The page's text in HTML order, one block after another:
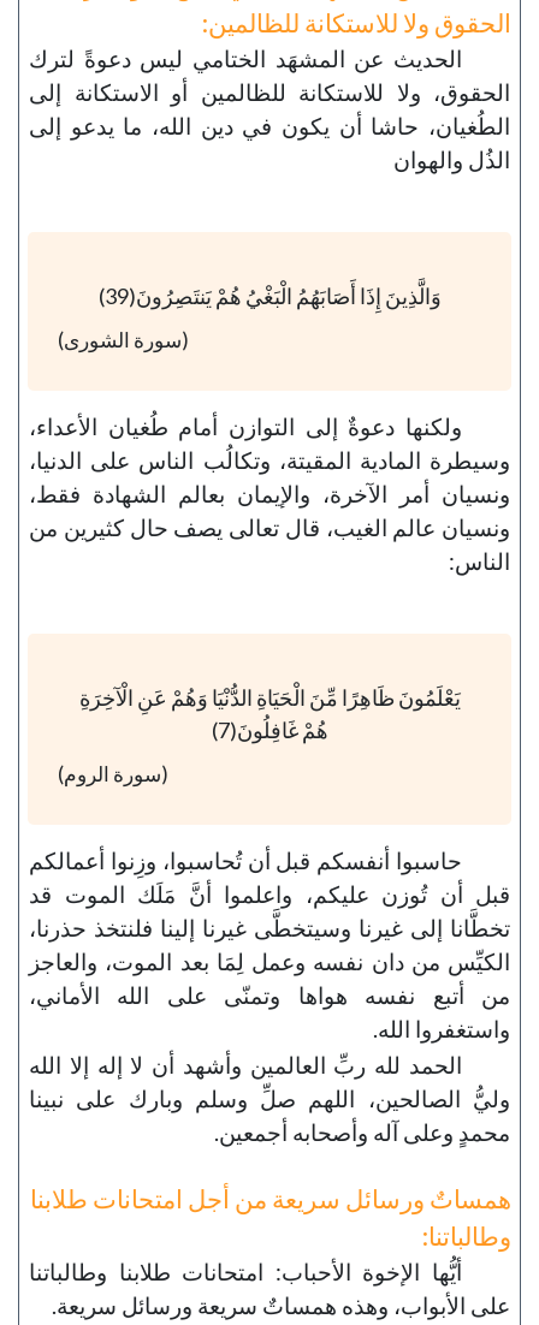
الحقوق ولا للاستكانة للظالمين:
الحديث عن المشهَد الختامي ليس دعوةً لترك
الحقوق، ولا للاستكانة للظالمين أو الاستكانة إلى
الطُغيان، حاشا أن يكون في دين الله، ما يدعو إلى
الذُل والهوان
وَالَّذِينَ إِذَا أَصَابَهُمُ الْبَغْيُ هُمْ يَنتَصِرُونَ(39)
(سورة الشورى)
ولكنها دعوةٌ إلى التوازن أمام طُغيان الأعداء،
وسيطرة المادية المقيتة، وتكالُب الناس على الدنيا،
ونسيان أمر الآخرة، والإيمان بعالم الشهادة فقط،
ونسيان عالم الغيب، قال تعالى يصف حال كثيرين من
الناس:
يَعْلَمُونَ ظَاهِرًا مِّنَ الْحَيَاةِ الدُّنْيَا وَهُمْ عَنِ الْآخِرَةِ
هُمْ غَافِلُونَ(7)
(سورة الروم)
حاسبوا أنفسكم قبل أن تُحاسبوا، وزِنوا أعمالكم
قبل أن تُوزن عليكم، واعلموا أنَّ مَلَك الموت قد
تخطَّانا إلى غيرنا وسيتخطَّى غيرنا إلينا فلنتخذ حذرنا،
الكيِّس من دان نفسه وعمل لِمَا بعد الموت، والعاجز
من أتبع نفسه هواها وتمنّى على الله الأماني،
واستغفروا الله.
الحمد لله ربِّ العالمين وأشهد أن لا إله إلا الله
وليُّ الصالحين، اللهم صلِّ وسلم وبارك على نبينا
محمدٍ وعلى آله وأصحابه أجمعين.
همساتٌ ورسائل سريعة من أجل امتحانات طلابنا
وطالباتنا:
أيُّها الإخوة الأحباب: امتحانات طلابنا وطالباتنا
على الأبواب، وهذه همساتٌ سريعة ورسائل سريعة.